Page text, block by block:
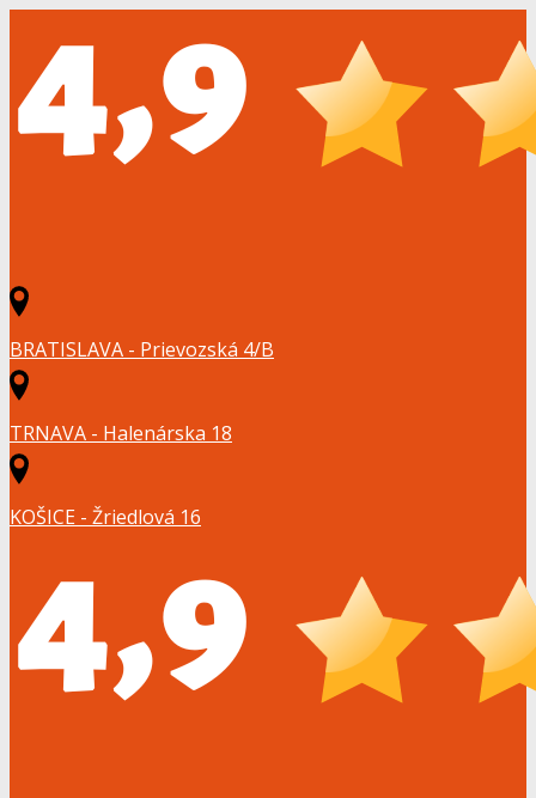
BRATISLAVA - Prievozská 4/B
TRNAVA - Halenárska 18
KOŠICE - Žriedlová 16